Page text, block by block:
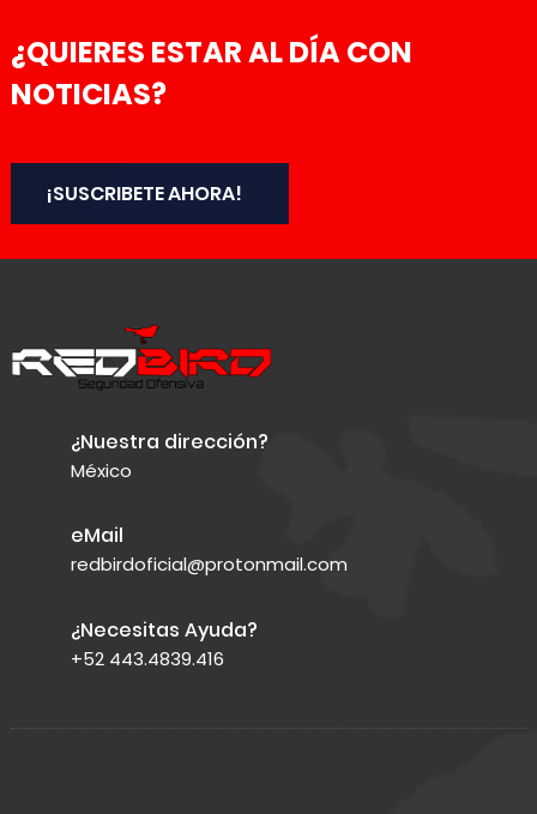
¿QUIERES ESTAR AL DÍA CON
NOTICIAS?
¡SUSCRIBETE AHORA!
¿Nuestra dirección?
México
eMail
redbirdoficial@protonmail.com
¿Necesitas Ayuda?
+52 443.4839.416